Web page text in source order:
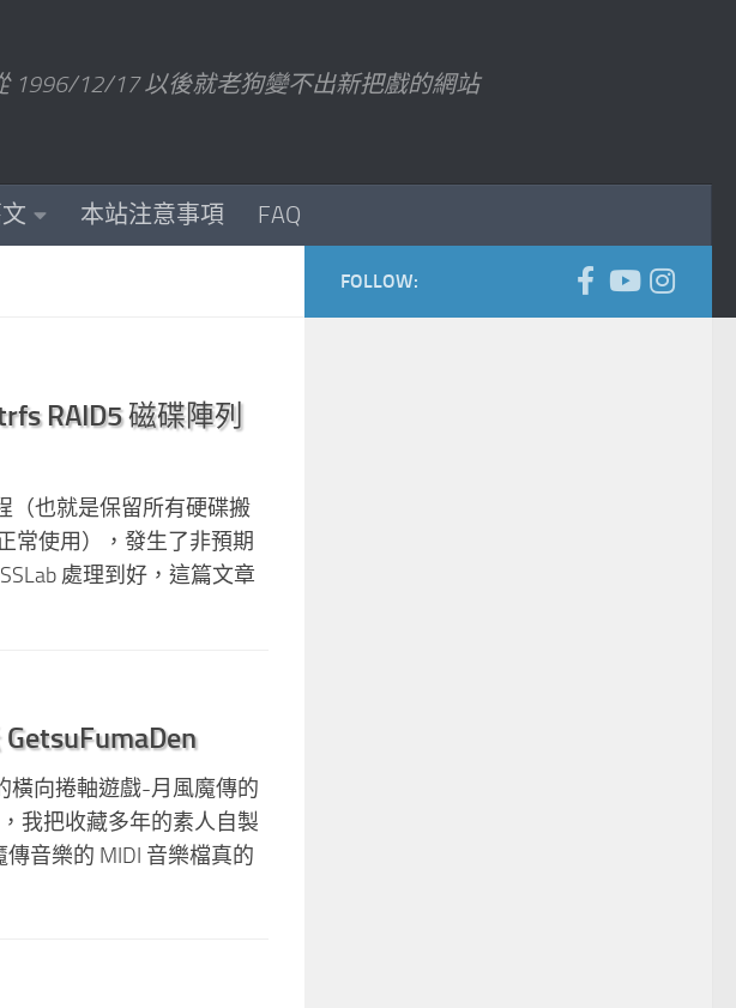
1996/12/17 以後就老狗變不出新把戲的網站
本站注意事項 FAQ
RAID5 磁碟陣列
（也就是保留所有硬碟搬
常使用），發生了非預期
處理到好，這篇文章
橫向捲軸遊戲-月風魔傳的
我把收藏多年的素人自製
音樂的 MIDI 音樂檔真的
FOLLOW: